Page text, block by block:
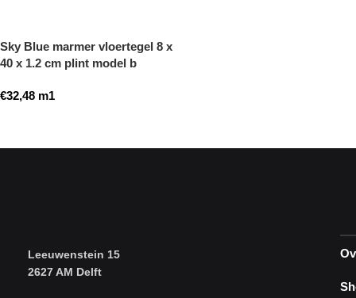
Sky Blue marmer vloertegel 8 x
40 x 1.2 cm plint model b
€32,48 m1
Leeuwenstein 15
2627 AM Delft